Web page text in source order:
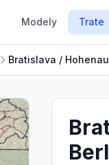
Modely Trate
Bratislava /